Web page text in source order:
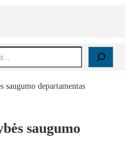
saugumo departamentas
saugumo